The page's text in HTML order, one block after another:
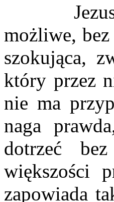
Jezus
możliwe,
szokująca,
który przez
nie ma
naga
dotrzeć
większości
zapowiada